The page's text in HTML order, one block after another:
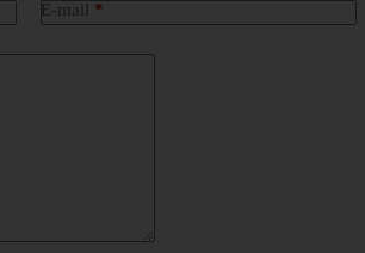
E-mail *